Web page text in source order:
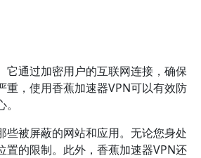
它通过加密用户的互联网连接，确保
，使用香蕉加速器VPN可以有效防
被屏蔽的网站和应用。无论您身处
的限制。此外，香蕉加速器VPN还